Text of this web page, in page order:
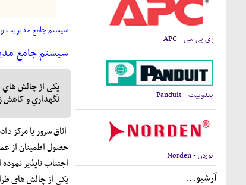
اِی پی سی - APC
پندوييت - Panduit
نوردن - Norden
آرشيو...
سیستم جامع مدیریت و
سیستم جامع
یکی از چالش هاي
نگهداري و کاهش
اتاق سرور یا مرکز
حصول اطمینان از
اجتناب ناپذیر
یکی از چالش هاي